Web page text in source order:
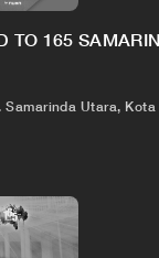
TO 165
Samarinda Utara,